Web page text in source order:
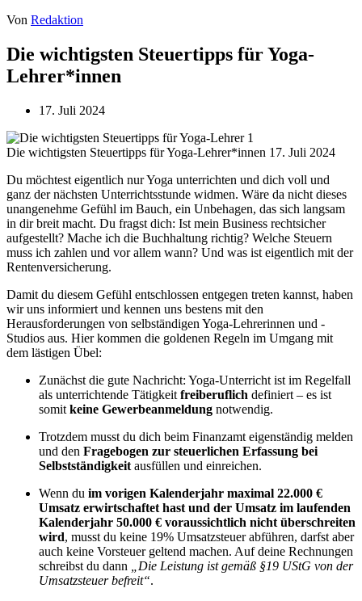
Von Redaktion
Die wichtigsten Steuertipps für Yoga-
Lehrer*innen
17. Juli 2024
Die wichtigsten Steuertipps für Yoga-Lehrer*innen 17. Juli 2024
Du möchtest eigentlich nur Yoga unterrichten und dich voll und
ganz der nächsten Unterrichtsstunde widmen. Wäre da nicht dieses
unangenehme Gefühl im Bauch, ein Unbehagen, das sich langsam
in dir breit macht. Du fragst dich: Ist mein Business rechtsicher
aufgestellt? Mache ich die Buchhaltung richtig? Welche Steuern
muss ich zahlen und vor allem wann? Und was ist eigentlich mit der
Rentenversicherung.
Damit du diesem Gefühl entschlossen entgegen treten kannst, haben
wir uns informiert und kennen uns bestens mit den
Herausforderungen von selbständigen Yoga-Lehrerinnen und -
Studios aus. Hier kommen die goldenen Regeln im Umgang mit
dem lästigen Übel:
Zunächst die gute Nachricht: Yoga-Unterricht ist im Regelfall
als unterrichtende Tätigkeit freiberuflich definiert – es ist
somit keine Gewerbeanmeldung notwendig.
Trotzdem musst du dich beim Finanzamt eigenständig melden
und den Fragebogen zur steuerlichen Erfassung bei
Selbstständigkeit ausfüllen und einreichen.
Wenn du im vorigen Kalenderjahr maximal 22.000 €
Umsatz erwirtschaftet hast und der Umsatz im laufenden
Kalenderjahr 50.000 € voraussichtlich nicht überschreiten
wird, musst du keine 19% Umsatzsteuer abführen, darfst aber
auch keine Vorsteuer geltend machen. Auf deine Rechnungen
schreibst du dann
„Die Leistung ist gemäß §19 UStG von der
Umsatzsteuer befreit“.